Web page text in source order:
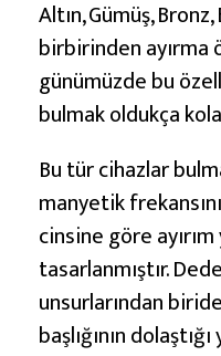
T
a
n
ı
y
a
l
ı
m
Altın, Gümüş,
birbirinden ayırma
günümüzde bu
bulmak oldukça
Bu tür cihazlar
manyetik
cinsine göre
tasarlanmıştır.
unsurlarından
başlığının